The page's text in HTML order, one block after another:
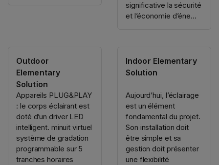
significative la sécurité
et l’économie d’éne...
Outdoor
Elementary
Solution
Appareils PLUG&PLAY
: le corps éclairant est
doté d’un driver LED
intelligent. minuit virtuel
système de gradation
programmable sur 5
tranches horaires
Indoor Elementary
Solution
Aujourd’hui, l’éclairage
est un élément
fondamental du projet.
Son installation doit
être simple et sa
gestion doit présenter
une flexibilité